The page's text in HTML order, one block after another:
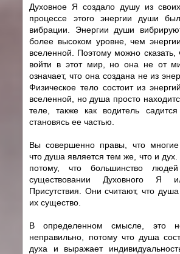
Духовное Я создало душу из
процессе этого энергии души
вибрации. Энергии души
более высоком уровне, чем
вселенной. Поэтому можно
войти в этот мир, но она не от
означает, что она создана не из
Физическое тело состоит из
вселенной, но душа просто
теле, также как водитель
становясь ее частью.
Вы совершенно правы, что
что душа является тем же, что и
потому, что большинство
существовании Духовного
Присутствия. Они считают, что душа
их существо.
В определенном смысле, это
неправильно, потому что душа
духа и выражает